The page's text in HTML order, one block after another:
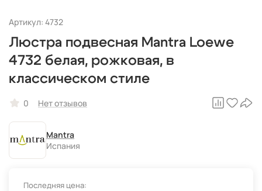
Артикул: 4732
Люстра подвесная Mantra Loewe
4732 белая, рожковая, в
классическом стиле
0 Нет отзывов
Mantra
Испания
Последняя цена: